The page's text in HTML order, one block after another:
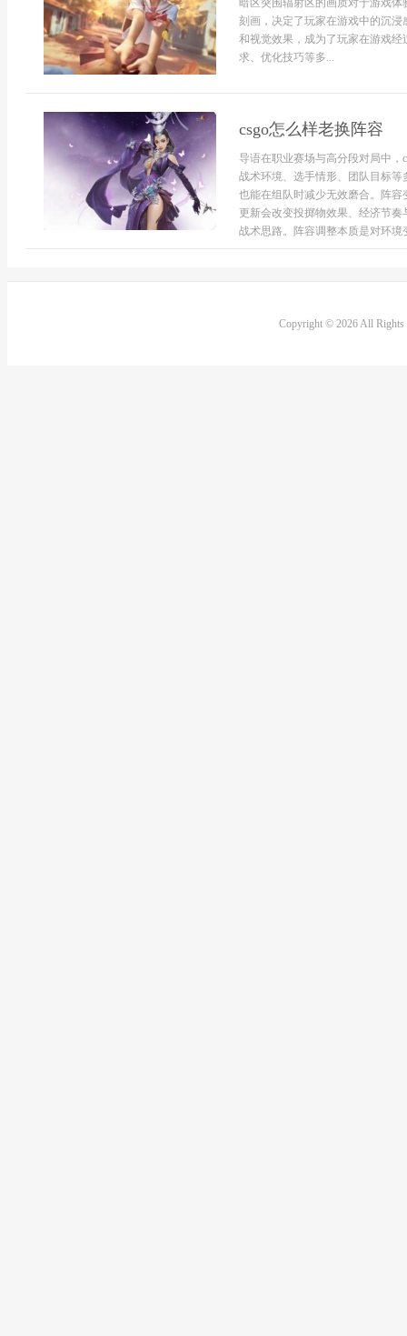
暗区突围辐射区的画质对于游戏
刻画，决定了玩家在游戏中的沉
和视觉效果，成为了玩家在游戏
求、优化技巧等多...
csgo怎么样老换阵容
导语在职业赛场与高分段对局中
战术环境、选手情形、团队目标
也能在组队时减少无效磨合。阵
更新会改变投掷物效果、经济节
战术思路。阵容调整本质是对环境
Copyright © 2026 All